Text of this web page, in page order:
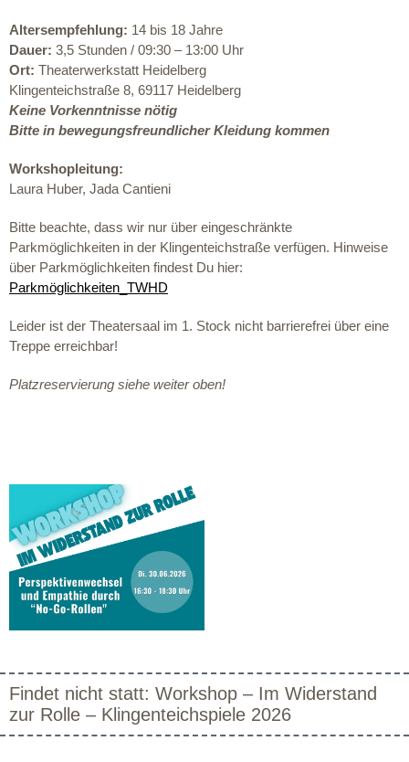
Altersempfehlung: 14 bis 18 Jahre
Dauer: 3,5 Stunden / 09:30 – 13:00 Uhr
Ort: Theaterwerkstatt Heidelberg
Klingenteichstraße 8, 69117 Heidelberg
Keine Vorkenntnisse nötig
Bitte in bewegungsfreundlicher Kleidung kommen
Workshopleitung:
Laura Huber, Jada Cantieni
Bitte beachte, dass wir nur über eingeschränkte
Parkmöglichkeiten in der Klingenteichstraße verfügen. Hinweise
über Parkmöglichkeiten findest Du hier:
Parkmöglichkeiten_TWHD
Leider ist der Theatersaal im 1. Stock nicht barrierefrei über eine
Treppe erreichbar!
Platzreservierung siehe weiter oben!
Findet nicht statt: Workshop – Im Widerstand
zur Rolle – Klingenteichspiele 2026